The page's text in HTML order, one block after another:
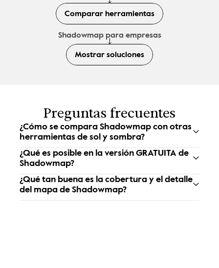
Comparar herramientas
Shadowmap para empresas
Mostrar soluciones
Preguntas frecuentes
¿Cómo se compara Shadowmap con otras
herramientas de sol y sombra?
¿Qué es posible en la versión GRATUITA de
Shadowmap?
¿Qué tan buena es la cobertura y el detalle
del mapa de Shadowmap?